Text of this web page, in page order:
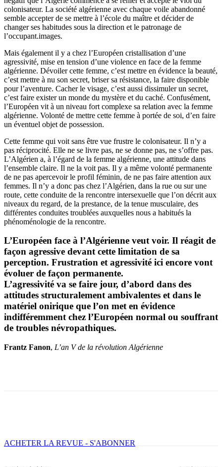
colonisateur. La société algérienne avec chaque voile abandonné
semble accepter de se mettre à l’école du maître et décider de
changer ses habitudes sous la direction et le patronage de
l’occupant.images.
Mais également il y a chez l’Européen cristallisation d’une
agressivité, mise en tension d’une violence en face de la femme
algérienne. Dévoiler cette femme, c’est mettre en évidence la beauté,
c’est mettre à nu son secret, briser sa résistance, la faire disponible
pour l’aventure. Cacher le visage, c’est aussi dissimuler un secret,
c’est faire exister un monde du mystère et du caché. Confusément,
l’Européen vit à un niveau fort complexe sa relation avec la femme
algérienne. Volonté de mettre cette femme à portée de soi, d’en faire
un éventuel objet de possession.
Cette femme qui voit sans être vue frustre le colonisateur. Il n’y a
pas réciprocité. Elle ne se livre pas, ne se donne pas, ne s’offre pas.
L’Algérien a, à l’égard de la femme algérienne, une attitude dans
l’ensemble claire. Il ne la voit pas. Il y a même volonté permanente
de ne pas apercevoir le profil féminin, de ne pas faire attention aux
femmes. Il n’y a donc pas chez l’Algérien, dans la rue ou sur une
route, cette conduite de la rencontre intersexuelle que l’on décrit aux
niveaux du regard, de la prestance, de la tenue musculaire, des
différentes conduites troublées auxquelles nous a habitués la
phénoménologie de la rencontre.
L’Européen face à l’Algérienne veut voir. Il réagit de
façon agressive devant cette limitation de sa
perception. Frustration et agressivité ici encore vont
évoluer de façon permanente.
L’agressivité va se faire jour, d’abord dans des
attitudes structuralement ambivalentes et dans le
matériel onirique que l’on met en évidence
indifféremment chez l’Européen normal ou souffrant
de troubles névropathiques.
Frantz Fanon, L’an V de la révolution Algérienne
ACHETER LA REVUE - S'ABONNER